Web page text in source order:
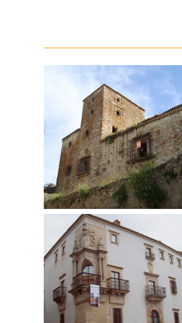
29 de abril de 2016
Casa Fuerte de los
Escobar en Trujillo
29 de abril de 2016
Palacio de los Barrantes
Cervantes en Trujillo